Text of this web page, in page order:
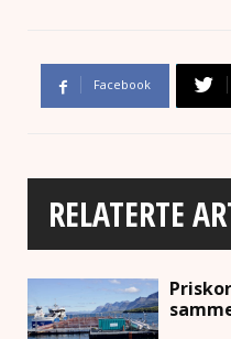
Facebook
RELATERTE